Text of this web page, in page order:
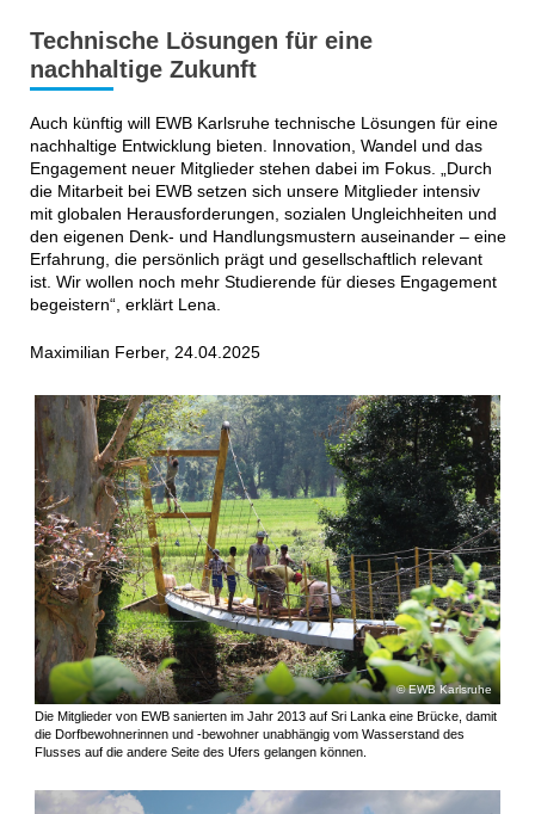
Technische Lösungen für eine
nachhaltige Zukunft
Auch künftig will EWB Karlsruhe technische Lösungen für eine
nachhaltige Entwicklung bieten. Innovation, Wandel und das
Engagement neuer Mitglieder stehen dabei im Fokus. „Durch
die Mitarbeit bei EWB setzen sich unsere Mitglieder intensiv
mit globalen Herausforderungen, sozialen Ungleichheiten und
den eigenen Denk- und Handlungsmustern auseinander – eine
Erfahrung, die persönlich prägt und gesellschaftlich relevant
ist. Wir wollen noch mehr Studierende für dieses Engagement
begeistern“, erklärt Lena.
Maximilian Ferber, 24.04.2025
EWB Karlsruhe
Die Mitglieder von EWB sanierten im Jahr 2013 auf Sri Lanka eine Brücke, damit
die Dorfbewohnerinnen und -bewohner unabhängig vom Wasserstand des
Flusses auf die andere Seite des Ufers gelangen können.